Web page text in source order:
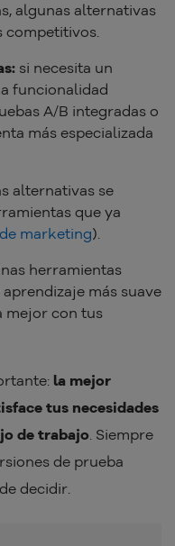
algunas alternativas
competitivos.
si necesita un
funcionalidad
A/B integradas o
más especializada
alternativas se
que ya
marketing).
herramientas
más suave
mejor con tus
la mejor
tus necesidades
de trabajo. Siempre
de prueba
decidir.